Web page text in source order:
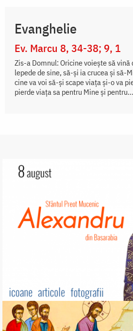
Evanghelie
Ev. Marcu 8, 34-38; 9, 1
Zis-a Domnul: Oricine voiește să vină
lepede de sine, să-și ia crucea și să-
cine va voi să-și scape viața și-o va
pierde viața sa pentru Mine și pentru...